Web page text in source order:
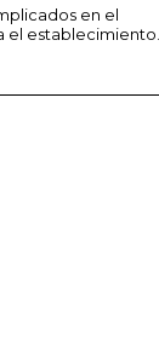
en el
establecimiento...